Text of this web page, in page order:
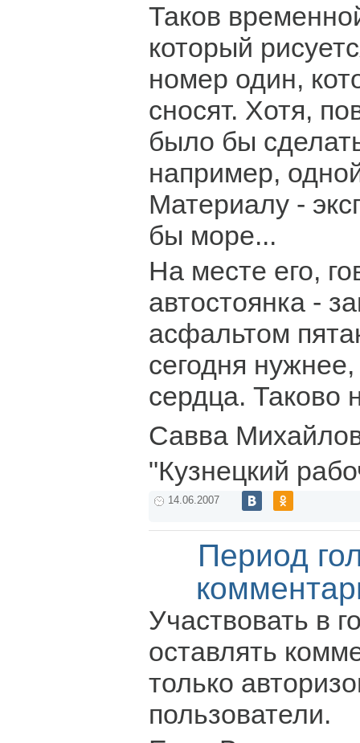
Таков
который
номер один,
сносят. Хотя,
было бы
например,
Материалу -
бы море...
На месте его,
автостоянка -
асфальтом
сегодня
сердца. Таково
Савва
"Кузнецкий
14.06.2007
Период
Участвовать в
оставлять
только
пользователи.